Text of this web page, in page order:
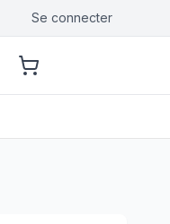
Se connecter